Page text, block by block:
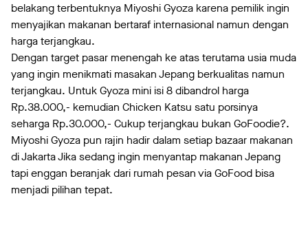
belakang terbentuknya Miyoshi Gyoza karena pemilik ingin
menyajikan makanan bertaraf internasional namun dengan
harga terjangkau.
Dengan target pasar menengah ke atas terutama usia muda
yang ingin menikmati masakan Jepang berkualitas namun
terjangkau. Untuk Gyoza mini isi 8 dibandrol harga
Rp.38.000,- kemudian Chicken Katsu satu porsinya
seharga Rp.30.000,- Cukup terjangkau bukan GoFoodie?.
Miyoshi Gyoza pun rajin hadir dalam setiap bazaar makanan
di Jakarta Jika sedang ingin menyantap makanan Jepang
tapi enggan beranjak dari rumah pesan via GoFood bisa
menjadi pilihan tepat.